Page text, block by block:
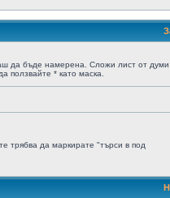
да бъде намерена. Сложи лист от думи
ползвайте * като маска.
трябва да маркирате "търси в под